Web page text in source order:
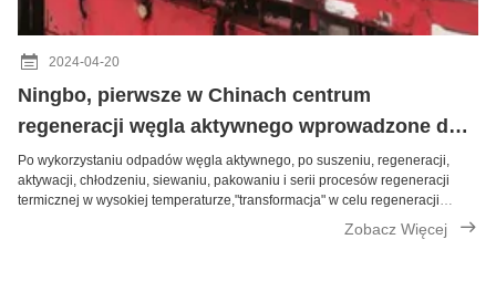
2024-04-20
Ningbo, pierwsze w Chinach centrum
regeneracji węgla aktywnego wprowadzone do
użytku odpadów przedsiębiorstwa węgiel nie
jest już "spalanie"
Po wykorzystaniu odpadów węgla aktywnego, po suszeniu, regeneracji,
aktywacji, chłodzeniu, siewaniu, pakowaniu i serii procesów regeneracji
termicznej w wysokiej temperaturze,"transformacja" w celu regeneracji
produktów z węgla aktywnego, otworzył drogę recyklingu...... To jest reporter
Zobacz Więcej